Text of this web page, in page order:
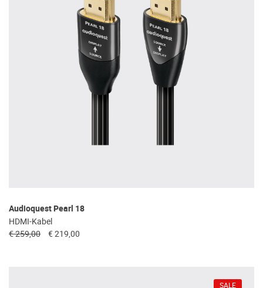
Audioquest Pearl 18
HDMI-Kabel
€ 259,00
€ 219,00
SALE